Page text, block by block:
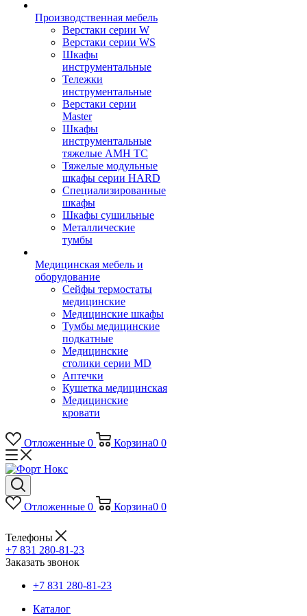
Производственная мебель
Верстаки серии W
Верстаки серии WS
Шкафы
инструментальные
Тележки
инструментальные
Верстаки серии
Master
Шкафы
инструментальные
тяжелые AMH TC
Тяжелые модульные
шкафы серии HARD
Cпециализированные
шкафы
Шкафы сушильные
Металлические
тумбы
Медицинская мебель и
оборудование
Сейфы термостаты
медицинские
Медицинские шкафы
Тумбы медицинские
подкатные
Медицинские
столики серии MD
Аптечки
Кушетка медицинская
Медицинские
кровати
Отложенные 0 Корзина0 0
Отложенные 0 Корзина0 0
Телефоны
+7 831 280-81-23
Заказать звонок
+7 831 280-81-23
Каталог